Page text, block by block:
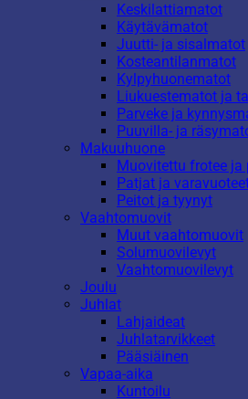
Keskilattiamatot
Käytävämatot
Juutti- ja sisalmatot
Kosteantilanmatot
Kylpyhuonematot
Liukuestematot ja
Parveke ja
Puuvilla- ja
Makuuhuone
Muovitettu frotee
Patjat ja
Peitot ja tyynyt
Vaahtomuovit
Muut vaahtomuovit
Solumuovilevyt
Vaahtomuovilevyt
Joulu
Juhlat
Lahjaideat
Juhlatarvikkeet
Pääsiäinen
Vapaa-aika
Kuntoilu